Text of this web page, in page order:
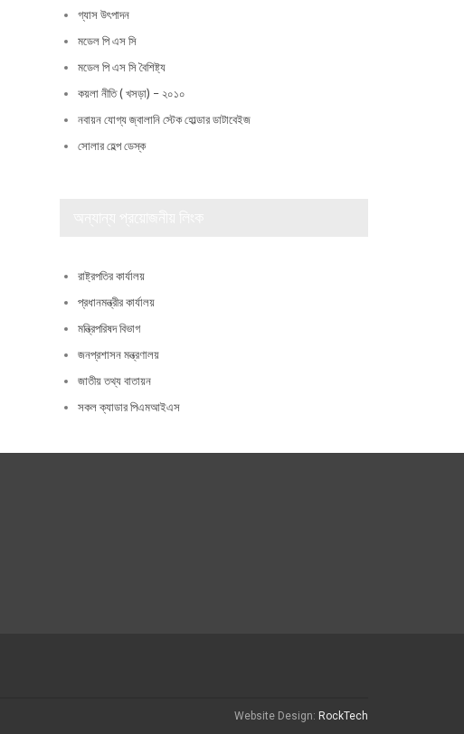
গ্যাস উৎপাদন
মডেল পি এস সি
মডেল পি এস সি বৈশিষ্ট্য
কয়লা নীতি ( খসড়া) – ২০১০
নবায়ন যোগ্য জ্বালানি স্টেক হোল্ডার ডাটাবেইজ
সোলার হেল্প ডেস্ক
রাষ্ট্রপতির কার্যালয়
প্রধানমন্ত্রীর কার্যালয়
মন্ত্রিপরিষদ বিভাগ
জনপ্রশাসন মন্ত্রণালয়
জাতীয় তথ্য বাতায়ন
সকল ক্যাডার পিএমআইএস
Website Design: RockTech